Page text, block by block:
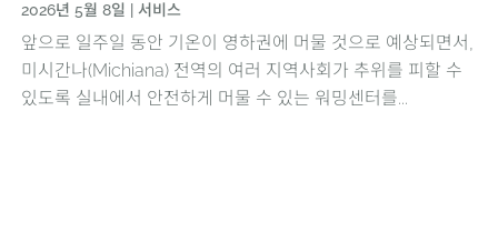
2026년 5월 8일 서비스
앞으로 일주일 동안 기온이 영하권에 머물 것으로 예상되면서,
미시간나(Michiana) 전역의 여러 지역사회가 추위를 피할 수
있도록 실내에서 안전하게 머물 수 있는 워밍센터를...